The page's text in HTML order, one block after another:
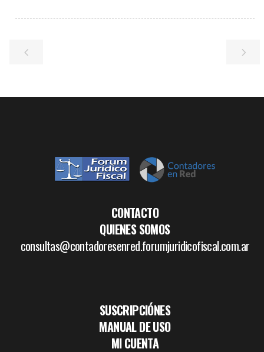
CONTACTO
QUIENES SOMOS
consultas@contadoresenred.forumjuridicofiscal.com.ar
SUSCRIPCIÓNES
MANUAL DE USO
MI CUENTA